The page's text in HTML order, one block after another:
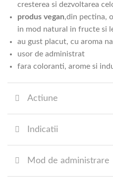
cresterea si dezvoltarea
produs vegan,din pectina,
in mod natural in fructe si
au gust placut, cu aroma
usor de administrat
fara coloranti, arome si
Actiune
Indicatii
Mod de administrare